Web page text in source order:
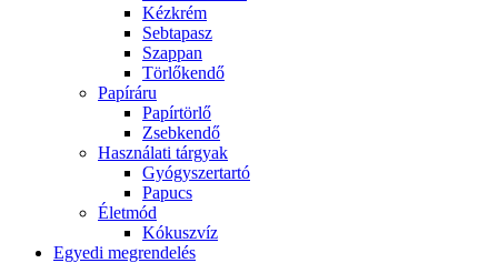
Kézkrém
Sebtapasz
Szappan
Törlőkendő
Papíráru
Papírtörlő
Zsebkendő
Használati tárgyak
Gyógyszertartó
Papucs
Életmód
Kókuszvíz
Egyedi megrendelés